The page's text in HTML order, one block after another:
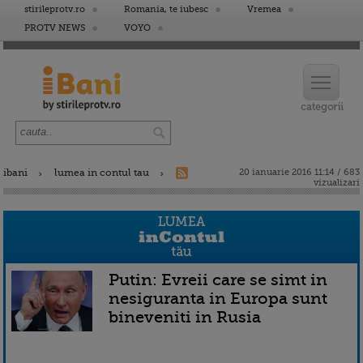
stirileprotv.ro Romania, te iubesc
Vremea
PROTV NEWS
VOYO
ibani lumea in contul tau
20 ianuarie 2016 11:14 / 683
vizualizari
Putin: Evreii care se simt in
nesiguranta in Europa sunt
bineveniti in Rusia